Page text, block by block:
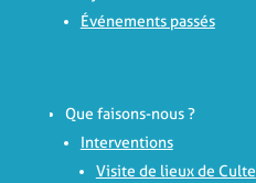
Événements passés
Que faisons-nous ?
Interventions
Visite de lieux de Culte